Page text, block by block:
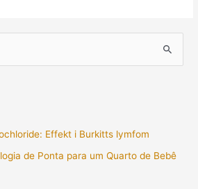
Effekt i Burkitts lymfom
de Ponta para um Quarto de Bebê